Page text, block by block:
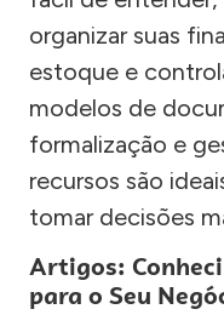
organizar suas
estoque e
modelos de
formalização e
recursos são
tomar decisões
Artigos:
para o Seu